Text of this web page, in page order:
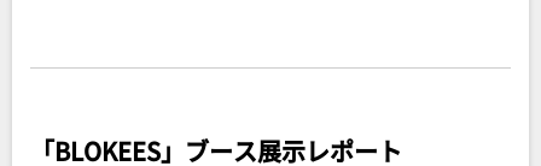
「BLOKEES」ブース展示レポート